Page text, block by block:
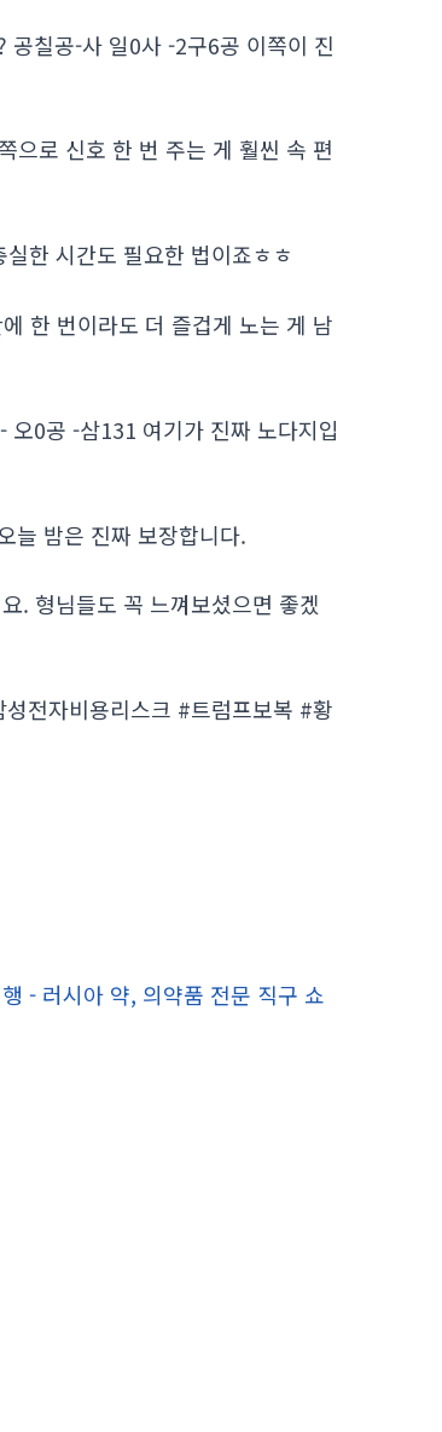
공칠공-사 일0사 -2구6공 이쪽이 진
로 신호 한 번 주는 게 훨씬 속 편
한 시간도 필요한 법이죠ㅎㅎ
한 번이라도 더 즐겁게 노는 게 남
0공 -삼131 여기가 진짜 노다지입
늘 밤은 진짜 보장합니다.
. 형님들도 꼭 느껴보셨으면 좋겠
전자비용리스크 #트럼프보복 #황
- 러시아 약, 의약품 전문 직구 쇼